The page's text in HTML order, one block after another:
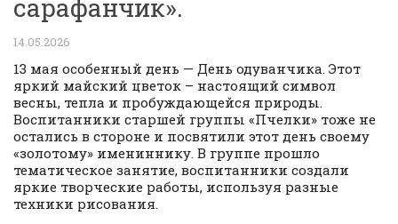
сарафанчик».
14.05.2026
13 мая особенный день — День одуванчика. Этот
яркий майский цветок – настоящий символ
весны, тепла и пробуждающейся природы.
Воспитанники старшей группы «Пчелки» тоже не
остались в стороне и посвятили этот день своему
«золотому» имениннику. В группе прошло
тематическое занятие, воспитанники создали
яркие творческие работы, используя разные
техники рисования.